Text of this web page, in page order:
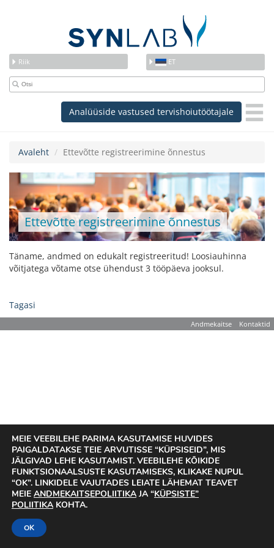
Riik ET
Analüüside vastused tervishoiutöötajale
Avaleht Ettevõtte registreerimine õnnestus
Ettevõtte registreerimine õnnestus
Täname, andmed on edukalt registreeritud! Loosiauhinna
võitjatega võtame otse ühendust 3 tööpäeva jooksul.
Tagasi
Andmekaitse Kontaktid
MEIE VEEBILEHE PARIMA KASUTAMISE HUVIDES
PAIGALDATAKSE TEIE ARVUTISSE “KÜPSISEID”, MIS
JÄLGIVAD LEHE KASUTAMIST. VEEBILEHE KÕIKIDE
FUNKTSIONAALSUSTE KASUTAMISEKS, KLIKAKE NUPUL
“OK”. LINKIDELE VAJUTADES LEIATE LÄHEMAT TEAVET
MEIE ANDMEKAITSEPOLIITIKA JA “KÜPSISTE”
POLIITIKA KOHTA.
OK